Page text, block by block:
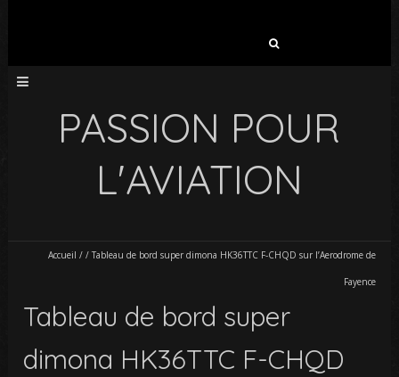
PASSION POUR
L'AVIATION
Accueil / / Tableau de bord super dimona HK36TTC F-CHQD sur l’Aerodrome de
Fayence
Tableau de bord super
dimona HK36TTC F-CHQD